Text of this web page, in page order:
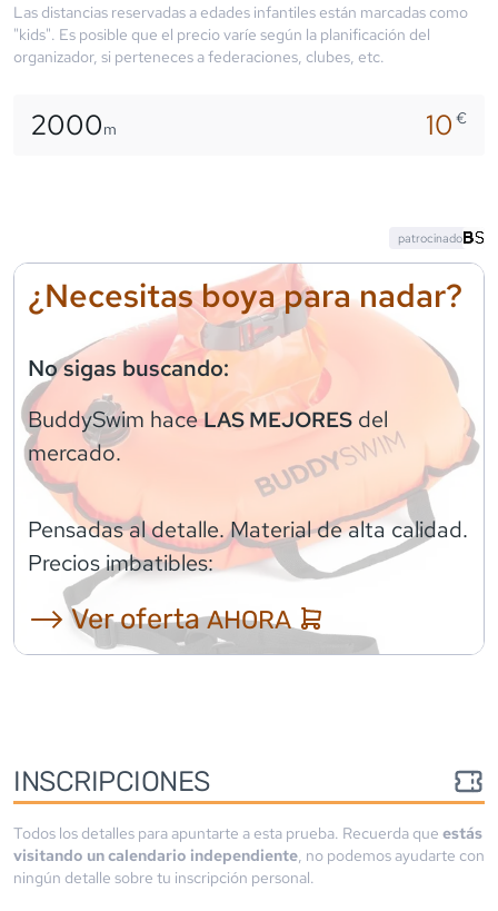
Las distancias reservadas a edades infantiles están marcadas como
"kids". Es posible que el precio varíe según la planificación del
organizador, si perteneces a federaciones, clubes, etc.
2000m 10€
¿Necesitas boya para nadar?
No sigas buscando:
BuddySwim haceLAS MEJORES del
mercado.
Pensadas al detalle. Material de alta calidad.
Precios imbatibles:
⟶ Ver ofertaAHORA
patrocinado
INSCRIPCIONES
Todos los detalles para apuntarte a esta prueba. Recuerda que estás
visitando un calendario independiente, no podemos ayudarte con
ningún detalle sobre tu inscripción personal.